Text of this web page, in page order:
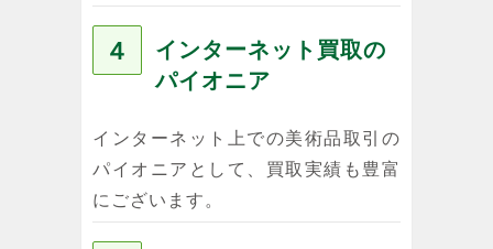
４
インターネット買取の
パイオニア
インターネット上での美術品取引の
パイオニアとして、買取実績も豊富
にございます。